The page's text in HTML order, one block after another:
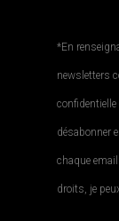
*En
newsletters
confidentielle
désabonner
chaque
droits, je